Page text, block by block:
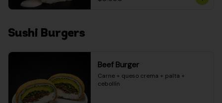
Sushi Burgers
Beef Burger
Carne + queso crema + palta +
cebollín